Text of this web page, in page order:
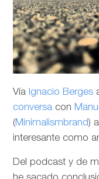
Vía Ignacio Berges
conversa con
(Minimalismbrand)
interesante como
Del podcast y de